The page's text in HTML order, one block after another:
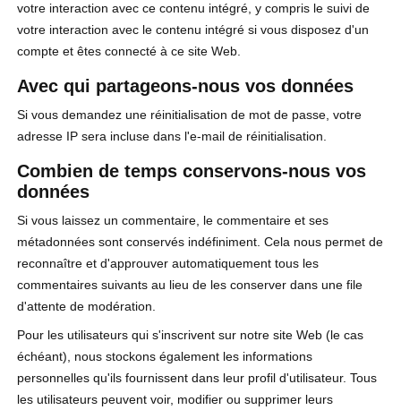
votre interaction avec ce contenu intégré, y compris le suivi de
votre interaction avec le contenu intégré si vous disposez d'un
compte et êtes connecté à ce site Web.
Avec qui partageons-nous vos données
Si vous demandez une réinitialisation de mot de passe, votre
adresse IP sera incluse dans l'e-mail de réinitialisation.
Combien de temps conservons-nous vos
données
Si vous laissez un commentaire, le commentaire et ses
métadonnées sont conservés indéfiniment. Cela nous permet de
reconnaître et d'approuver automatiquement tous les
commentaires suivants au lieu de les conserver dans une file
d'attente de modération.
Pour les utilisateurs qui s'inscrivent sur notre site Web (le cas
échéant), nous stockons également les informations
personnelles qu'ils fournissent dans leur profil d'utilisateur. Tous
les utilisateurs peuvent voir, modifier ou supprimer leurs